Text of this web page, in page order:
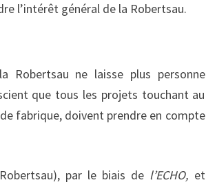
l’intérêt général de la Robertsau.
ne laisse plus personne
que tous les projets touchant au
fabrique, doivent prendre en compte
par le biais de l’ECHO, et